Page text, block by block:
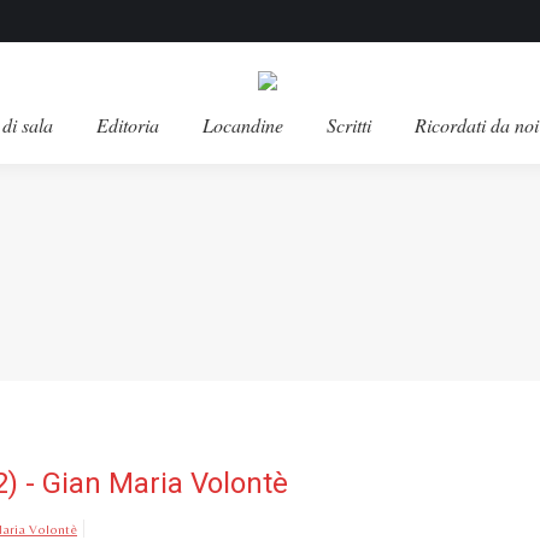
sala Editoria Locandine Scritti Ricordati da noi
- Gian Maria Volontè
Volontè